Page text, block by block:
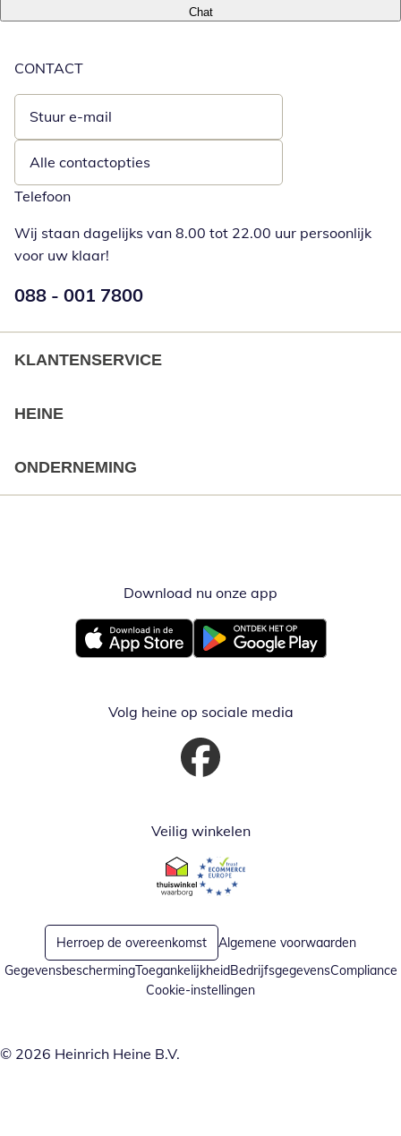
Chat
CONTACT
Stuur e-mail
Opent e-mailclient
Alle contactopties
Telefoon
Wij staan dagelijks van 8.00 tot 22.00 uur persoonlijk
voor uw klaar!
Telefoonnummer:
088 - 001 7800
KLANTENSERVICE
HEINE
ONDERNEMING
Download nu onze app
Opent in nieuw vensterOpent in nieuw venster
Volg heine op sociale media
Opent in nieuw venster
Veilig winkelen
Opent in nieuw venster
Opent in nieuw venster
Herroep de overeenkomst
Algemene voorwaarden
GegevensbeschermingToegankelijkheidBedrijfsgegevensCompliance
Cookie-instellingen
© 2026 Heinrich Heine B.V.